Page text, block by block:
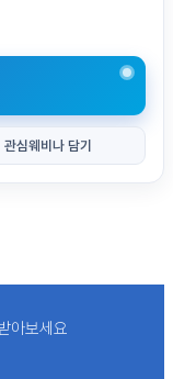
관심웨비나 담기
아보세요